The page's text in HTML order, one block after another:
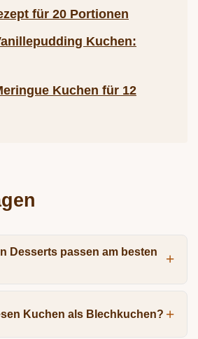
für 20 Portionen
Kuchen:
Kuchen für 12
Desserts passen am besten
Kuchen als Blechkuchen?